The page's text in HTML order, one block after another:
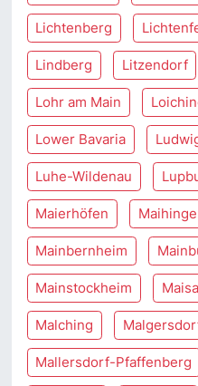
Lichtenberg
Lindberg Litzendorf
Lohr am Main
Lower Bavaria
Luhe-Wildenau
Maierhöfen
Mainbernheim
Mainstockheim
Malching
Mallersdorf-Pfaffenberg